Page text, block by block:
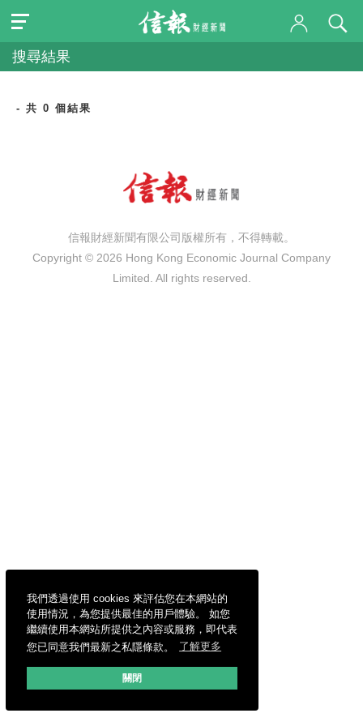
我們透過使用 cookies 來評估您在本網站的
使用情況，為您提供最佳的用戶體驗。 如您
繼續使用本網站所提供之內容或服務，即代表
您已同意我們最新之私隱條款。
了解更多
關閉
搜尋結果
- 共 0 個結果
信報財經新聞有限公司版權所有，不得轉載。
Copyright © 2026 Hong Kong Economic Journal Company
Limited. All rights reserved.